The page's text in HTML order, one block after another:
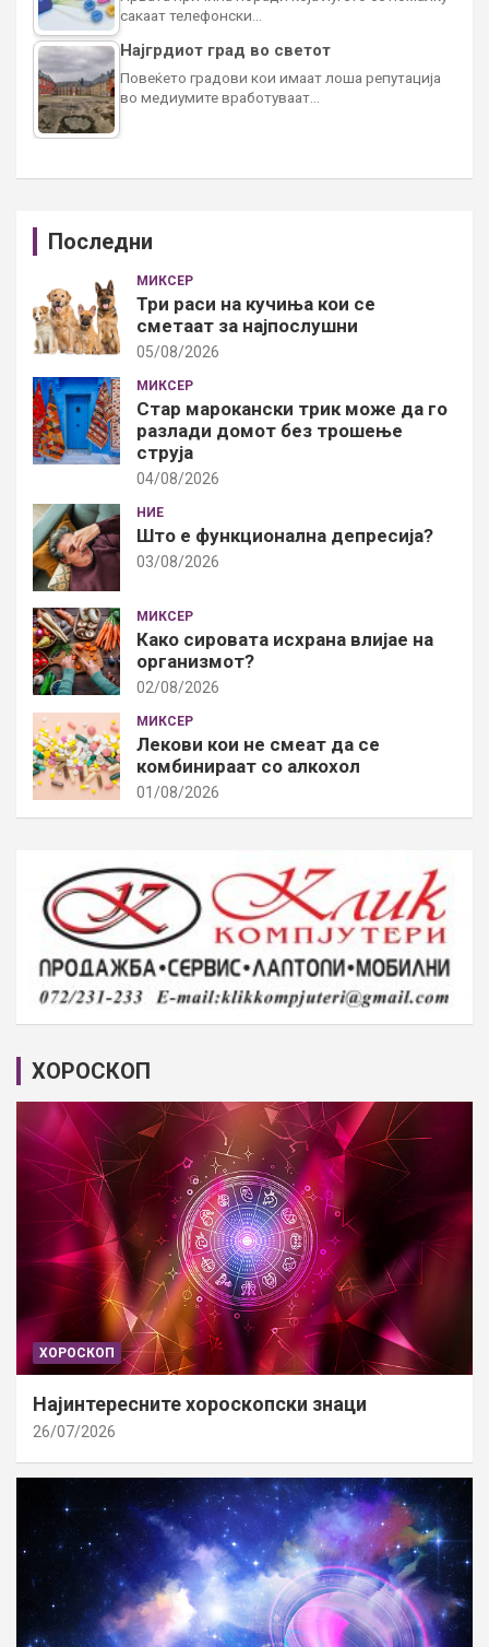
сакаат телефонски…
Најгрдиот град во светот
Повеќето градови кои имаат лоша репутација
во медиумите вработуваат…
Последни
МИКСЕР
Три раси на кучиња кои се
сметаат за најпослушни
05/08/2026
МИКСЕР
Стар марокански трик може да го
разлади домот без трошење
струја
04/08/2026
НИЕ
Што е функционална депресија?
03/08/2026
МИКСЕР
Како сировата исхрана влијае на
организмот?
02/08/2026
МИКСЕР
Лекови кои не смеат да се
комбинираат со алкохол
01/08/2026
ХОРОСКОП
ХОРОСКОП
Најинтересните хороскопски знаци
26/07/2026